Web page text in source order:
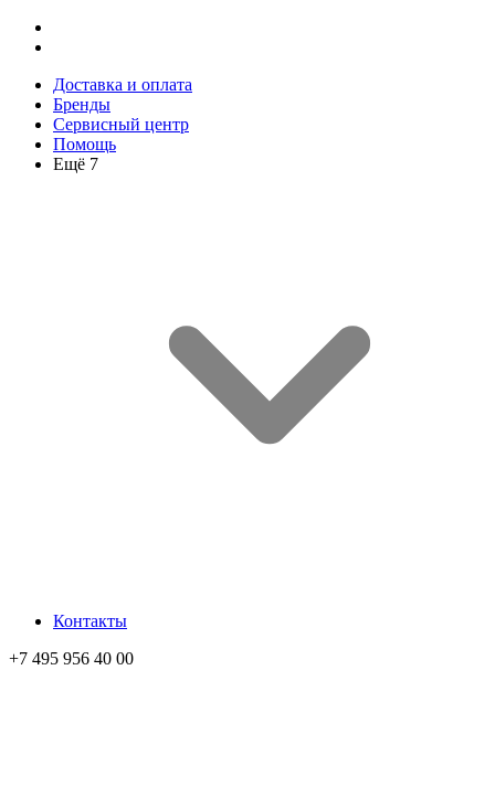
Доставка и оплата
Бренды
Сервисный центр
Помощь
Ещё 7
Контакты
+7 495 956 40 00